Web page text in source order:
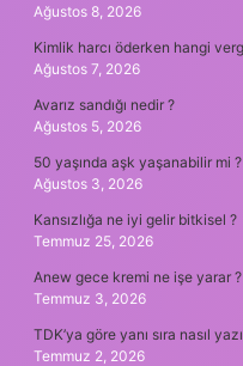
Ağustos 8, 2026
Kimlik harcı öderken hangi
Ağustos 7, 2026
Avarız sandığı nedir ?
Ağustos 5, 2026
50 yaşında aşk yaşanabilir mi ?
Ağustos 3, 2026
Kansızlığa ne iyi gelir bitkisel ?
Temmuz 25, 2026
Anew gece kremi ne işe yarar ?
Temmuz 3, 2026
TDK’ya göre yanı sıra nasıl
Temmuz 2, 2026